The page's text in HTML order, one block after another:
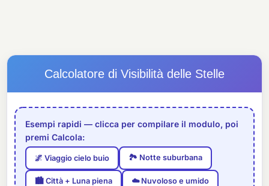
Calcolatore di Visibilità delle Stelle
Esempi rapidi — clicca per compilare il modulo, poi
premi Calcola:
🌌 Viaggio cielo buio 🏞️ Notte suburbana
🏙️ Città + Luna piena ☁️ Nuvoloso e umido